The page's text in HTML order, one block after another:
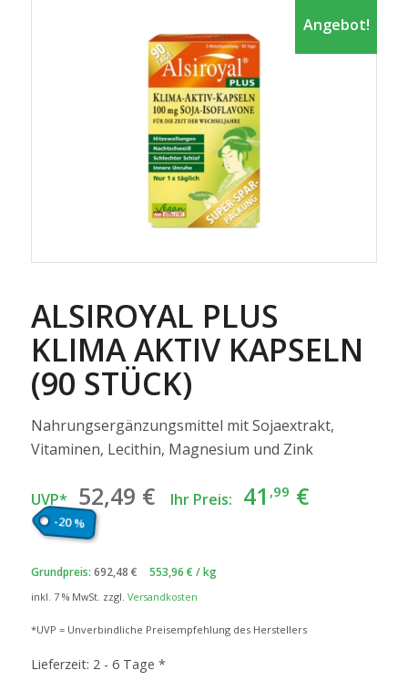
Angebot!
ALSIROYAL PLUS
KLIMA AKTIV KAPSELN
(90 STÜCK)
Nahrungsergänzungsmittel mit Sojaextrakt,
Vitaminen, Lecithin, Magnesium und Zink
UVP* 52,49 € Ursprünglicher
Preis
52
Ihr Preis: 41 ,99 €
-20 %
Grundpreis: 692,48 € 553,96 € /kg
inkl. 7 % MwSt. zzgl. Versandkosten
*UVP = Unverbindliche Preisempfehlung des Herstellers
Lieferzeit: 2 - 6 Tage *